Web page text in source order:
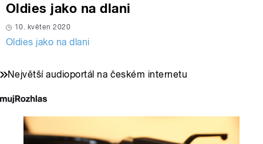
Oldies jako na dlani
10. květen 2020
Oldies jako na dlani
Největší audioportál na českém internetu